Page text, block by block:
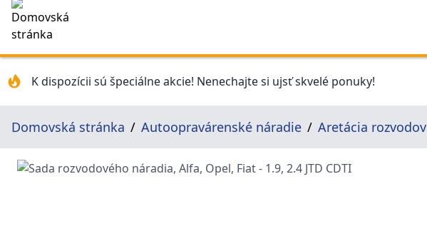
K dispozícii sú špeciálne akcie! Nenechajte si ujsť skvelé ponuky!
Domovská stránka Autoopravárenské náradie Aretácia rozvodov